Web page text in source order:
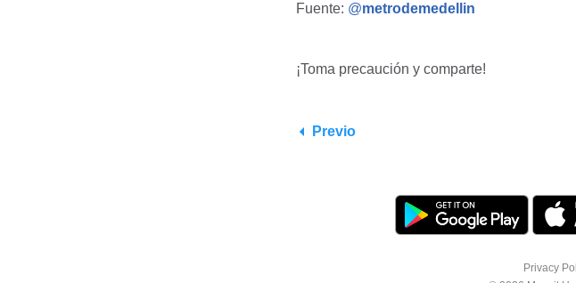
Fuente: @metrodemedellin
¡Toma precaución y comparte!
Previo
Privacy